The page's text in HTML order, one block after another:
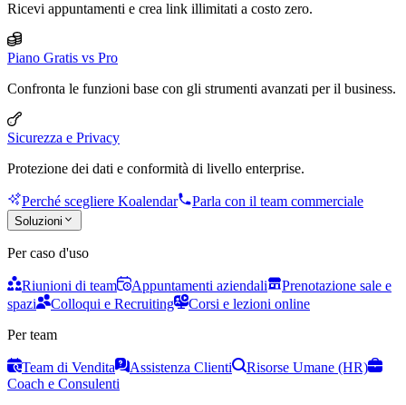
Ricevi appuntamenti e crea link illimitati a costo zero.
Piano Gratis vs Pro
Confronta le funzioni base con gli strumenti avanzati per il business.
Sicurezza e Privacy
Protezione dei dati e conformità di livello enterprise.
Perché scegliere Koalendar Parla con il team commerciale
Soluzioni
Per caso d'uso
Riunioni di team Appuntamenti aziendali
Prenotazione sale e
spazi
Colloqui e Recruiting
Corsi e lezioni online
Per team
Team di Vendita Assistenza Clienti
Risorse Umane (HR)
Coach e Consulenti